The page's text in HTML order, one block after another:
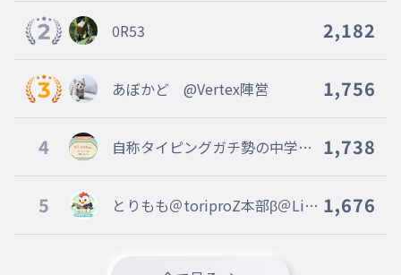
( ｀・∀・´)ﾉﾖﾛｼｸ
011 さんかしょうつき
💻️
0R53 2,182
あぼかど @Vertex陣営 1,756
4
自称タイピングガチ勢の中学2
1,738
5
とりもも＠toriproZ本部β＠Lim 1,676